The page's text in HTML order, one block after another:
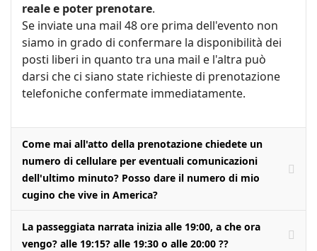
reale e poter prenotare.
Se inviate una mail 48 ore prima dell'evento non
siamo in grado di confermare la disponibilità dei
posti liberi in quanto tra una mail e l'altra può
darsi che ci siano state richieste di prenotazione
telefoniche confermate immediatamente.
Come mai all'atto della prenotazione chiedete un
numero di cellulare per eventuali comunicazioni
dell'ultimo minuto? Posso dare il numero di mio
cugino che vive in America?
La passeggiata narrata inizia alle 19:00, a che ora
vengo? alle 19:15? alle 19:30 o alle 20:00 ??